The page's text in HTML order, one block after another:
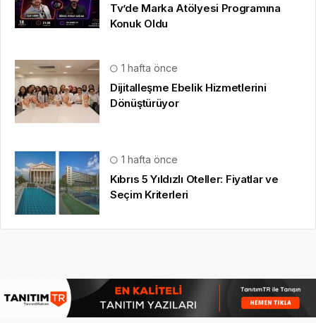
Tv’de Marka Atölyesi Programına
Konuk Oldu
1 hafta önce
Dijitalleşme Ebelik Hizmetlerini
Dönüştürüyor
1 hafta önce
Kıbrıs 5 Yıldızlı Oteller: Fiyatlar ve
Seçim Kriterleri